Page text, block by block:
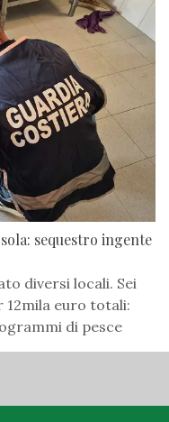
sequestro ingente
diversi locali. Sei
euro totali:
di pesce